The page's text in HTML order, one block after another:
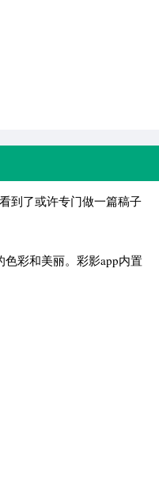
到了或许专门做一篇稿子
彩和美丽。彩影app内置